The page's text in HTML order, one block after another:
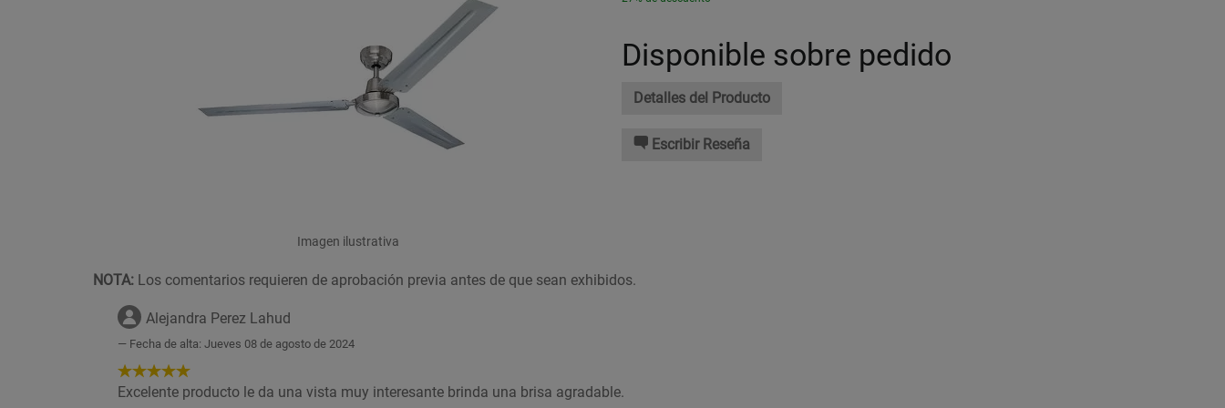
Imagen ilustrativa
Disponible sobre pedido
Detalles del Producto
Escribir Reseña
NOTA: Los comentarios requieren de aprobación previa antes de que sean exhibidos.
Alejandra Perez Lahud
Fecha de alta: Jueves 08 de agosto de 2024
5
de
Excelente producto le da una vista muy interesante brinda una brisa agradable.